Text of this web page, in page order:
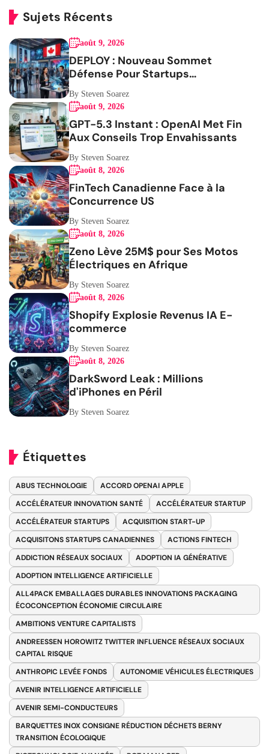
Sujets Récents
août 9, 2026
DEPLOY : Nouveau Sommet
Défense Pour Startups
Canadiennes
By Steven Soarez
août 9, 2026
GPT-5.3 Instant : OpenAI Met Fin
Aux Conseils Trop Envahissants
By Steven Soarez
août 8, 2026
FinTech Canadienne Face à la
Concurrence US
By Steven Soarez
août 8, 2026
Zeno Lève 25M$ pour Ses Motos
Électriques en Afrique
By Steven Soarez
août 8, 2026
Shopify Explosie Revenus IA E-
commerce
By Steven Soarez
août 8, 2026
DarkSword Leak : Millions
d'iPhones en Péril
By Steven Soarez
Étiquettes
ABUS TECHNOLOGIE
ACCORD OPENAI APPLE
ACCÉLÉRATEUR INNOVATION SANTÉ
ACCÉLÉRATEUR STARTUP
ACCÉLÉRATEUR STARTUPS
ACQUISITION START-UP
ACQUISITONS STARTUPS CANADIENNES
ACTIONS FINTECH
ADDICTION RÉSEAUX SOCIAUX
ADOPTION IA GÉNÉRATIVE
ADOPTION INTELLIGENCE ARTIFICIELLE
ALL4PACK EMBALLAGES DURABLES INNOVATIONS PACKAGING
ÉCOCONCEPTION ÉCONOMIE CIRCULAIRE
AMBITIONS VENTURE CAPITALISTS
ANDREESSEN HOROWITZ TWITTER INFLUENCE RÉSEAUX SOCIAUX
CAPITAL RISQUE
ANTHROPIC LEVÉE FONDS
AUTONOMIE VÉHICULES ÉLECTRIQUES
AVENIR INTELLIGENCE ARTIFICIELLE
AVENIR SEMI-CONDUCTEURS
BARQUETTES INOX CONSIGNE RÉDUCTION DÉCHETS BERNY
TRANSITION ÉCOLOGIQUE